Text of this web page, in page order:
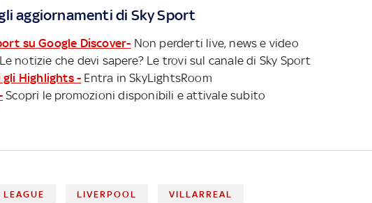
aggiornamenti di Sky Sport
su Google Discover- Non perderti live, news e video
Le notizie che devi sapere? Le trovi sul canale di Sky Sport
Highlights - Entra in SkyLightsRoom
Scopri le promozioni disponibili e attivale subito
LIVERPOOL VILLARREAL